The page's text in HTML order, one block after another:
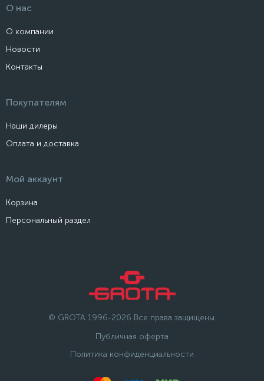
О нас
О компании
Новости
Контакты
Покупателям
Наши дилеры
Оплата и доставка
Мой аккаунт
Корзина
Персональный раздел
© GROTA 1996-2026 Все права защищены.
Публичная оферта
Политика конфиденциальности